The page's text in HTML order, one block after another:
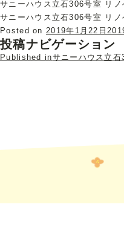
サニーハウス立石306号室 リ
サニーハウス立石306号室 リ
Posted on 2019年1月22日
投稿ナビゲーション
Published inサニーハウス立